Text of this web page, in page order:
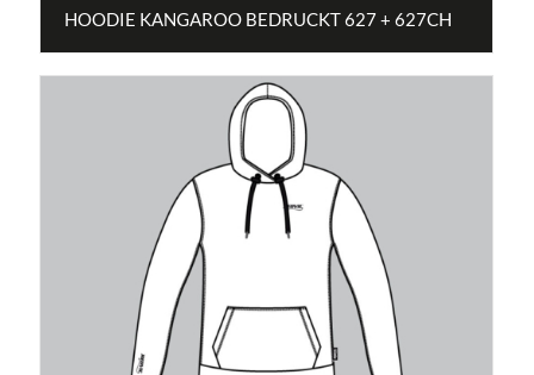
HOODIE KANGAROO BEDRUCKT 627 + 627CH